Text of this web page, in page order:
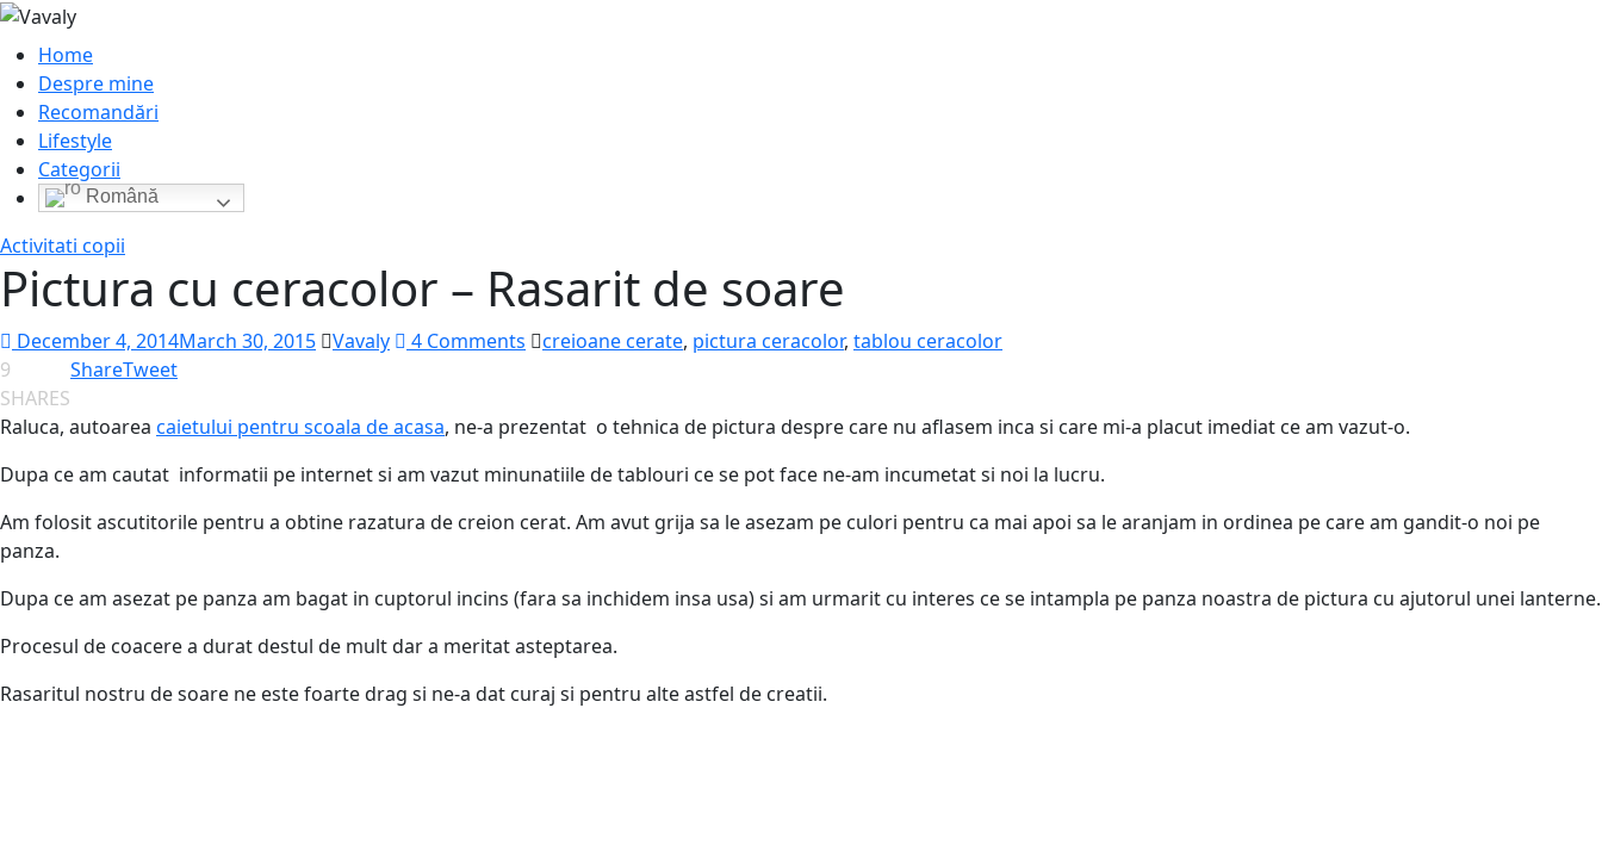
Home
Despre mine
Recomandări
Lifestyle
Categorii
Română
Activitati copii
Pictura cu ceracolor – Rasarit de soare
December 4, 2014March 30, 2015 Vavaly 4 Comments creioane cerate, pictura ceracolor, tablou ceracolor
9
SHARES
ShareTweet
Raluca, autoarea caietului pentru scoala de acasa, ne-a prezentat o tehnica de pictura despre care nu aflasem inca si care mi-a placut imediat ce am vazut-o.
Dupa ce am cautat informatii pe internet si am vazut minunatiile de tablouri ce se pot face ne-am incumetat si noi la lucru.
Am folosit ascutitorile pentru a obtine razatura de creion cerat. Am avut grija sa le asezam pe culori pentru ca mai apoi sa le aranjam in ordinea pe care am gandit-o noi pe
panza.
Dupa ce am asezat pe panza am bagat in cuptorul incins (fara sa inchidem insa usa) si am urmarit cu interes ce se intampla pe panza noastra de pictura cu ajutorul unei lanterne.
Procesul de coacere a durat destul de mult dar a meritat asteptarea.
Rasaritul nostru de soare ne este foarte drag si ne-a dat curaj si pentru alte astfel de creatii.